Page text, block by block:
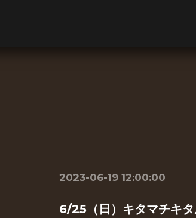
2023-06-19 12:00:00
6/25（日）キタマチキ